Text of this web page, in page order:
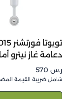
دعامة غاز نيترو
ر.س
شامل ضريبة القيمة